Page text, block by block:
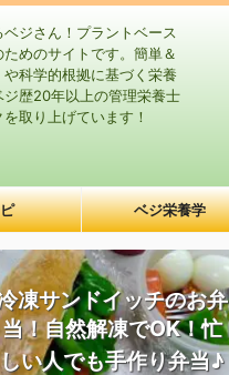
ジさん！プラントベース
めのサイトです。簡単＆
科学的根拠に基づく栄養
歴20年以上の管理栄養士
取り上げています！
ベジ栄養学
凍サンドイッチのお弁
当！自然解凍でOK！忙
しい人でも手作り弁当♪